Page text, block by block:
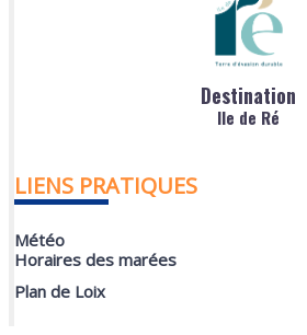
Destination
Ile de Ré
LIENS PRATIQUES
Météo
Horaires des marées
Plan de Loix